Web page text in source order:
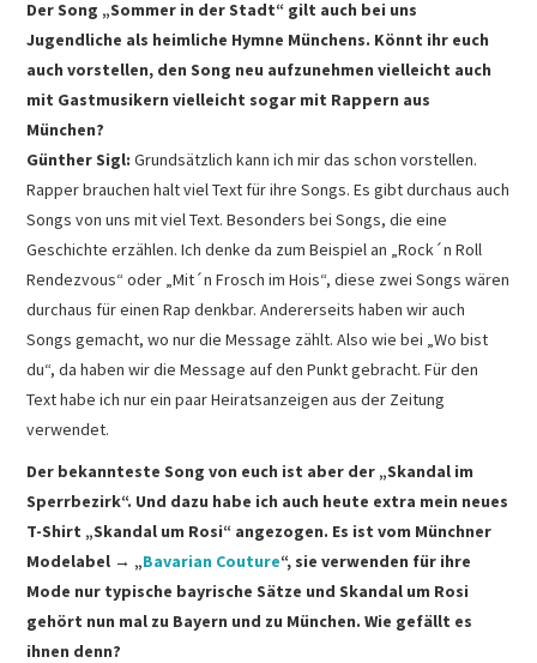
Der Song „Sommer in der Stadt“ gilt auch bei uns
Jugendliche als heimliche Hymne Münchens. Könnt ihr euch
auch vorstellen, den Song neu aufzunehmen vielleicht auch
mit Gastmusikern vielleicht sogar mit Rappern aus
München?
Günther Sigl: Grundsätzlich kann ich mir das schon vorstellen.
Rapper brauchen halt viel Text für ihre Songs. Es gibt durchaus auch
Songs von uns mit viel Text. Besonders bei Songs, die eine
Geschichte erzählen. Ich denke da zum Beispiel an „Rock´n Roll
Rendezvous“ oder „Mit´n Frosch im Hois“, diese zwei Songs wären
durchaus für einen Rap denkbar. Andererseits haben wir auch
Songs gemacht, wo nur die Message zählt. Also wie bei „Wo bist
du“, da haben wir die Message auf den Punkt gebracht. Für den
Text habe ich nur ein paar Heiratsanzeigen aus der Zeitung
verwendet.
Der bekannteste Song von euch ist aber der „Skandal im
Sperrbezirk“. Und dazu habe ich auch heute extra mein neues
T-Shirt „Skandal um Rosi“ angezogen. Es ist vom Münchner
Modelabel → „Bavarian Couture“, sie verwenden für ihre
Mode nur typische bayrische Sätze und Skandal um Rosi
gehört nun mal zu Bayern und zu München. Wie gefällt es
ihnen denn?